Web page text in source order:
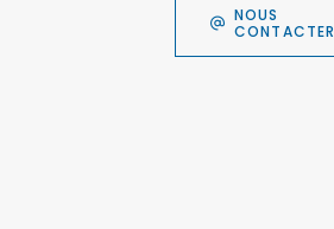
NOUS
CONTACTER